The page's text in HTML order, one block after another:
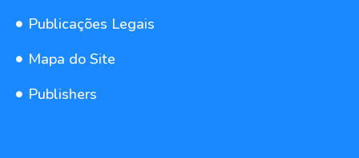
Publicações Legais
Mapa do Site
Publishers